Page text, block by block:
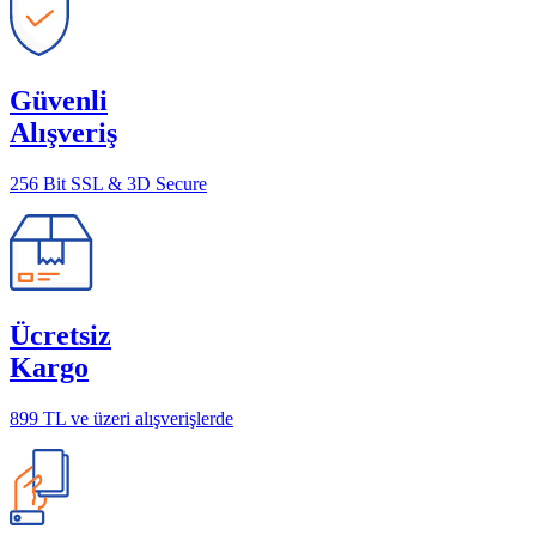
Güvenli
Alışveriş
256 Bit SSL & 3D Secure
Ücretsiz
Kargo
899 TL ve üzeri alışverişlerde